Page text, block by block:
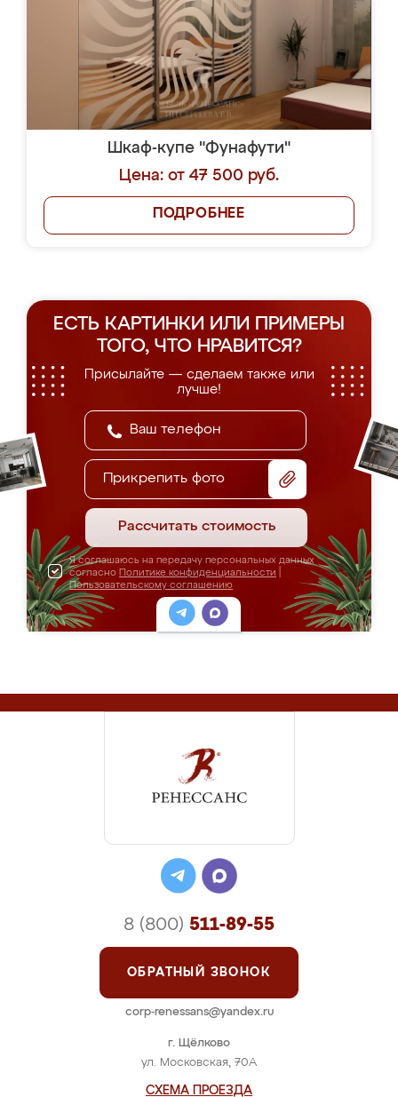
Шкаф-купе "Фунафути"
Цена: от 47 500 руб.
ПОДРОБНЕЕ
ЕСТЬ КАРТИНКИ ИЛИ ПРИМЕРЫ
ТОГО, ЧТО НРАВИТСЯ?
Присылайте — сделаем также или
лучше!
Прикрепить фото
Рассчитать стоимость
Я соглашаюсь на передачу персональных данных
согласно Политике конфиденциальности
Пользовательскому соглашению
г. Щёлково
ул. Московская, 70А
СХЕМА ПРОЕЗДА
8 (800) 511-89-55
ОБРАТНЫЙ ЗВОНОК
corp-renessans@yandex.ru